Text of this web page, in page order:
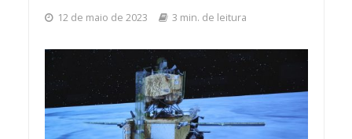
12 de maio de 2023 3 min. de leitura